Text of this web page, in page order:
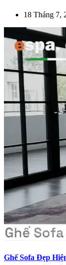
18 Tháng 7,
Ghế Sofa Đẹp